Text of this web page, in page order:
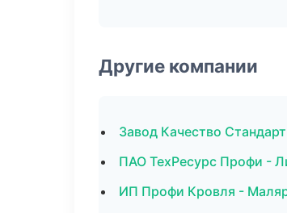
Другие компании
Завод Качество
ПАО ТехРесурс Профи -
ИП Профи Кровля -